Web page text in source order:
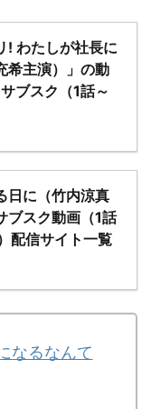
! わたしが社長に
希主演）」の動
ブスク（1話～
日に（竹内涼真
ブスク動画（1話
配信サイト一覧
なるなんて